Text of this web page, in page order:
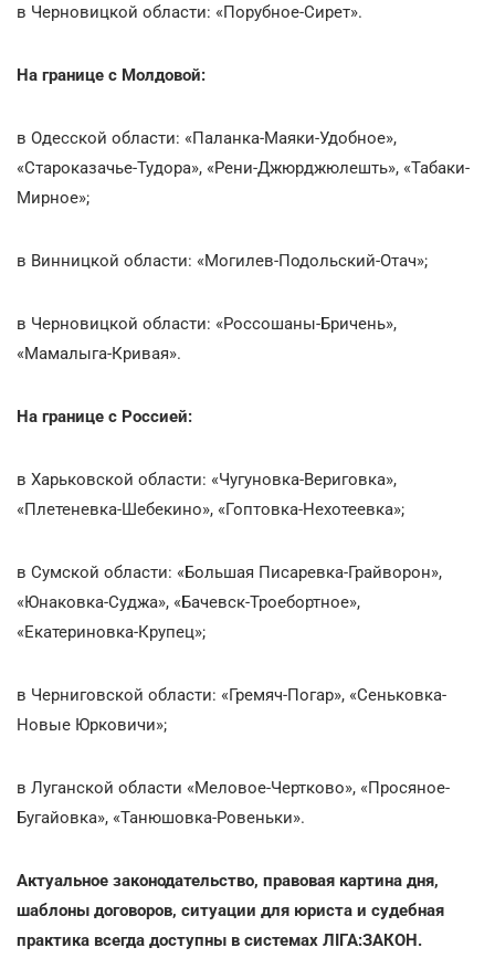
в Черновицкой области: «Порубное-Сирет».
На границе с Молдовой:
в Одесской области: «Паланка-Маяки-Удобное»,
«Староказачье-Тудора», «Рени-Джюрджюлешть», «Табаки-
Мирное»;
в Винницкой области: «Могилев-Подольский-Отач»;
в Черновицкой области: «Россошаны-Бричень»,
«Мамалыга-Кривая».
На границе с Россией:
в Харьковской области: «Чугуновка-Вериговка»,
«Плетеневка-Шебекино», «Гоптовка-Нехотеевка»;
в Сумской области: «Большая Писаревка-Грайворон»,
«Юнаковка-Суджа», «Бачевск-Троебортное»,
«Екатериновка-Крупец»;
в Черниговской области: «Гремяч-Погар», «Сеньковка-
Новые Юрковичи»;
в Луганской области «Меловое-Чертково», «Просяное-
Бугайовка», «Танюшовка-Ровеньки».
Актуальное законодательство, правовая картина дня,
шаблоны договоров, ситуации для юриста и судебная
практика всегда доступны в системах ЛІГА:ЗАКОН.